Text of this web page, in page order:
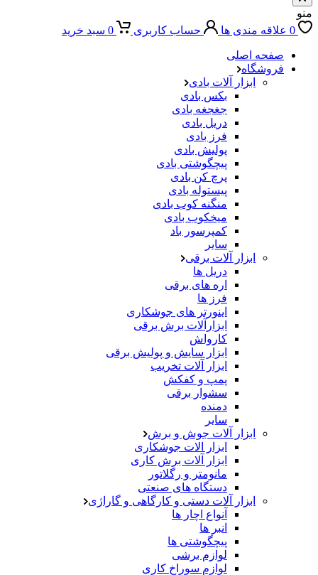
منو
0 علاقه مندی ها حساب کاربری 0 سبد خرید
صفحه اصلی
فروشگاه
ابزار آلات بادی
بکس بادی
جغجغه بادی
دریل بادی
فرز بادی
پولیش بادی
پیچگوشتی بادی
پرچ کن بادی
پیستوله بادی
منگنه کوب بادی
میخکوب بادی
کمپرسور باد
سایر
ابزار آلات برقی
دریل ها
اره های برقی
فرز ها
اینورتر های جوشکاری
ابزارآلات برش برقی
کارواش
ابزار سایش و پولیش برقی
ابزار آلات تخریب
پمپ و کفکش
سشوار برقی
دمنده
سایر
ابزار آلات جوش و برش
ابزار الات جوشکاری
ابزار آلات برش کاری
مانومتر و رگلاتور
دستگاه های صنعتی
ابزار آلات دستی و کارگاهی و گاراژی
آنواع اچار ها
انبر ها
پیچگوشتی ها
لوازم برشی
لوازم سوراخ کاری